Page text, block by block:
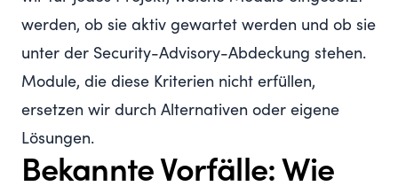
werden, ob sie aktiv gewartet werden und ob sie
unter der Security-Advisory-Abdeckung stehen.
Module, die diese Kriterien nicht erfüllen,
ersetzen wir durch Alternativen oder eigene
Lösungen.
Bekannte Vorfälle: Wie